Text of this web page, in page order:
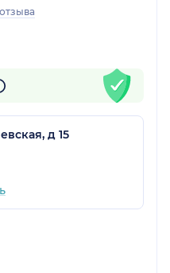
д 15